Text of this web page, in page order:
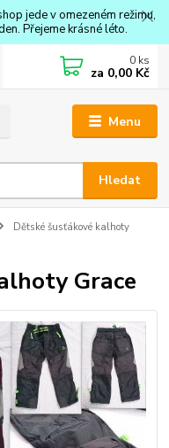
jede v omezeném režimu,
Přejeme krásné léto.
Menu
Hledat
0 ks
za 0,00 Kč
Dětské šusťákové kalhoty
Grace